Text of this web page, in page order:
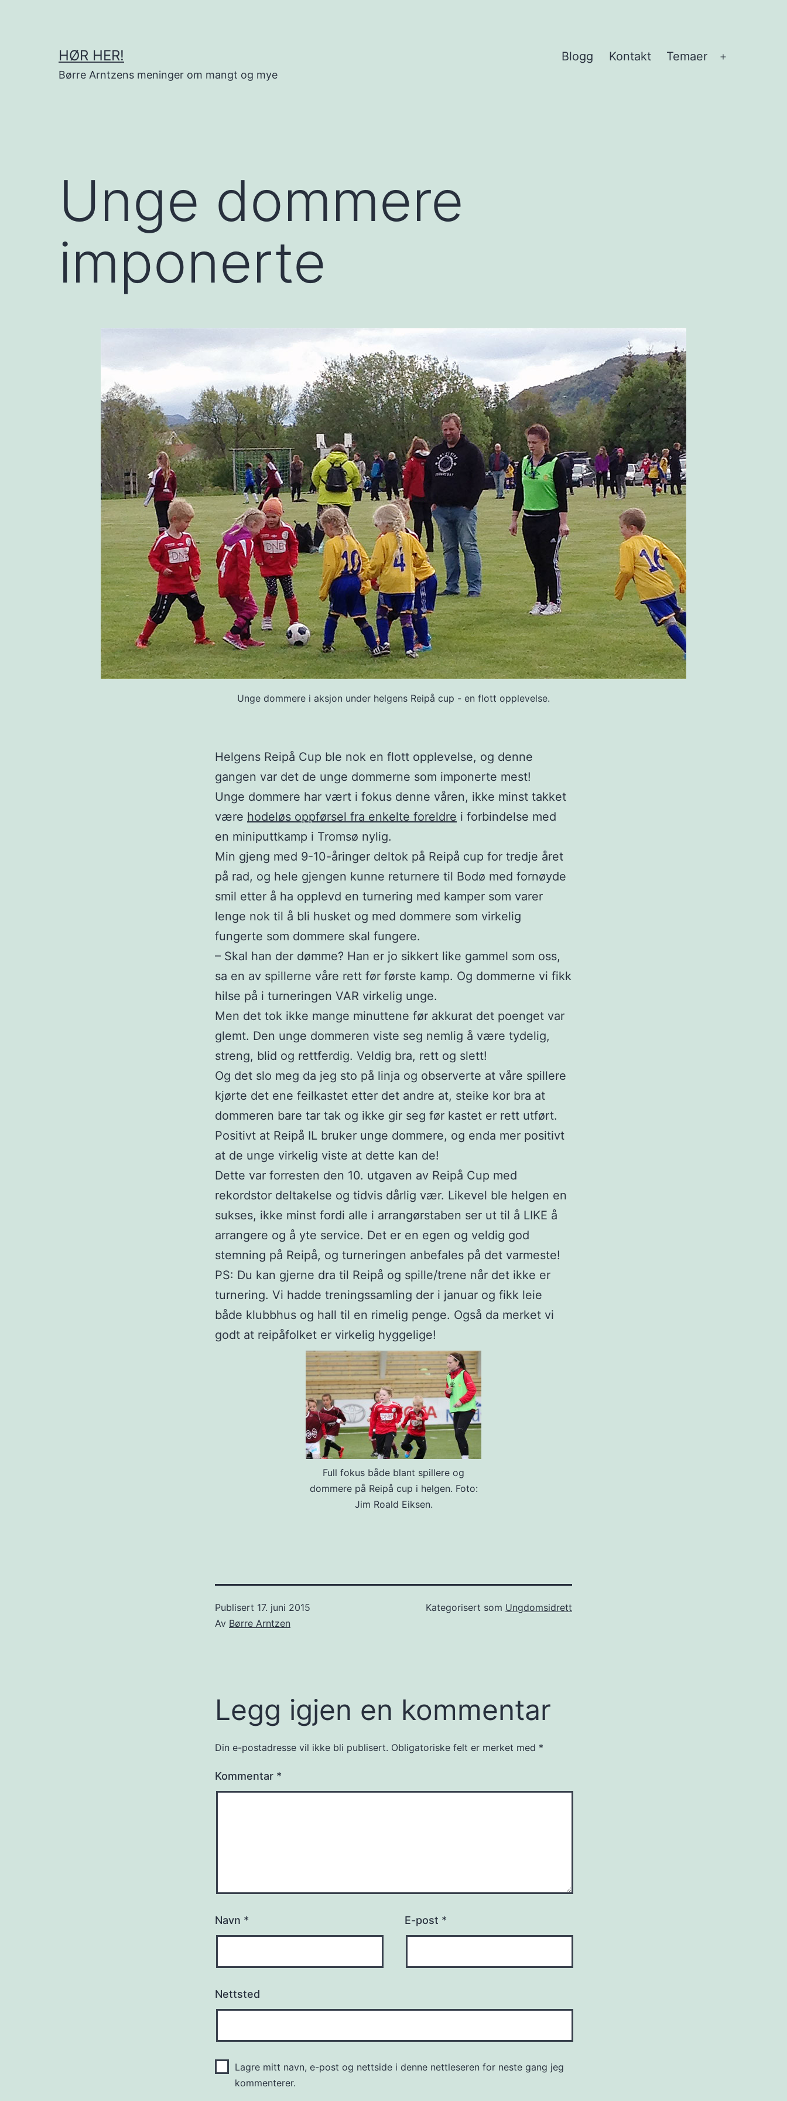
HØR HER!
Børre Arntzens meninger om mangt og mye
Blogg Kontakt Temaer
Unge dommere
imponerte
Unge dommere i aksjon under helgens Reipå cup - en flott opplevelse.
Helgens Reipå Cup ble nok en flott opplevelse, og denne
gangen var det de unge dommerne som imponerte mest!
Unge dommere har vært i fokus denne våren, ikke minst takket
være hodeløs oppførsel fra enkelte foreldre i forbindelse med
en miniputtkamp i Tromsø nylig.
Min gjeng med 9-10-åringer deltok på Reipå cup for tredje året
på rad, og hele gjengen kunne returnere til Bodø med fornøyde
smil etter å ha opplevd en turnering med kamper som varer
lenge nok til å bli husket og med dommere som virkelig
fungerte som dommere skal fungere.
– Skal han der dømme? Han er jo sikkert like gammel som oss,
sa en av spillerne våre rett før første kamp. Og dommerne vi fikk
hilse på i turneringen VAR virkelig unge.
Men det tok ikke mange minuttene før akkurat det poenget var
glemt. Den unge dommeren viste seg nemlig å være tydelig,
streng, blid og rettferdig. Veldig bra, rett og slett!
Og det slo meg da jeg sto på linja og observerte at våre spillere
kjørte det ene feilkastet etter det andre at, steike kor bra at
dommeren bare tar tak og ikke gir seg før kastet er rett utført.
Positivt at Reipå IL bruker unge dommere, og enda mer positivt
at de unge virkelig viste at dette kan de!
Dette var forresten den 10. utgaven av Reipå Cup med
rekordstor deltakelse og tidvis dårlig vær. Likevel ble helgen en
sukses, ikke minst fordi alle i arrangørstaben ser ut til å LIKE å
arrangere og å yte service. Det er en egen og veldig god
stemning på Reipå, og turneringen anbefales på det varmeste!
PS: Du kan gjerne dra til Reipå og spille/trene når det ikke er
turnering. Vi hadde treningssamling der i januar og fikk leie
både klubbhus og hall til en rimelig penge. Også da merket vi
godt at reipåfolket er virkelig hyggelige!
Full fokus både blant spillere og
dommere på Reipå cup i helgen. Foto:
Jim Roald Eiksen.
Publisert 17. juni 2015
Av Børre Arntzen
Kategorisert som Ungdomsidrett
Legg igjen en kommentar
Din e-postadresse vil ikke bli publisert. Obligatoriske felt er merket med *
Kommentar *
Navn * E-post *
Nettsted
Lagre mitt navn, e-post og nettside i denne nettleseren for neste gang jeg
kommenterer.